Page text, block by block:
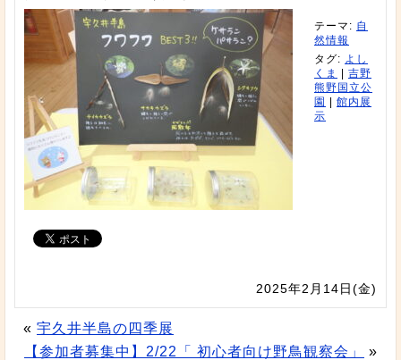
テーマ: 自
然情報
タグ: よし
くま
吉野
熊野国立公
園
館内展
示
2025年2月14日(金)
« 宇久井半島の四季展
【参加者募集中】2/22「 初心者向け野鳥観察会」
»